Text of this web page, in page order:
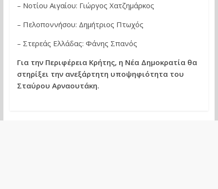
– Νοτίου Αιγαίου: Γιώργος Χατζημάρκος
– Πελοποννήσου: Δημήτριος Πτωχός
– Στερεάς Ελλάδας: Φάνης Σπανός
Για την Περιφέρεια Κρήτης, η Νέα Δημοκρατία θα
στηρίξει την ανεξάρτητη υποψηφιότητα του
Σταύρου Αρναουτάκη.